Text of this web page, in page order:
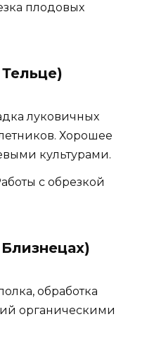
плодовых
луковичных
Хорошее
культурами.
с обрезкой
обработка
органическими